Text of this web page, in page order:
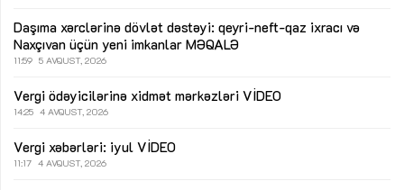
Daşıma xərclərinə dövlət dəstəyi: qeyri-neft-qaz ixracı və
Naxçıvan üçün yeni imkanlar MƏQALƏ
11:59 5 AVQUST, 2026
Vergi ödəyicilərinə xidmət mərkəzləri VİDEO
14:25 4 AVQUST, 2026
Vergi xəbərləri: iyul VİDEO
11:17 4 AVQUST, 2026